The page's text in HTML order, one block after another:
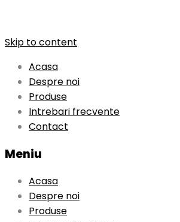
Skip to content
Acasa
Despre noi
Produse
Intrebari frecvente
Contact
Meniu
Acasa
Despre noi
Produse